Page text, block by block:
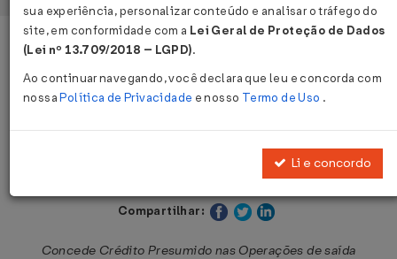
Página Inicial Legislações
Lei Nº 1473 DE 13/05/2005
Publicado no DOE - RO em 13 mai 2005
Compartilhar:
Concede Crédito Presumido nas Operações de saída
sua experiência, personalizar conteúdo e analisar o tráfego do
site, em conformidade com a Lei Geral de Proteção de Dados
(Lei nº 13.709/2018 – LGPD).
Ao continuar navegando, você declara que leu e concorda com
nossaPolítica de Privacidade e nosso Termo de Uso .
Li e concordo